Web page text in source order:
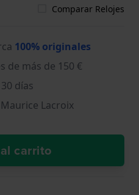
Comparar Relojes
100% originales
de más de 150 €
días
Lacroix
carrito